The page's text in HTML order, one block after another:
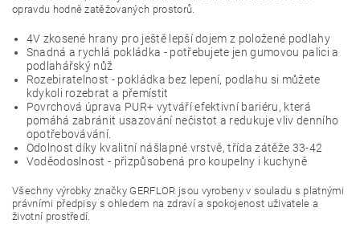
opravdu hodně zatěžovaných prostorů.
4V zkosené hrany pro ještě lepší dojem z položené podlahy
Snadná a rychlá pokládka - potřebujete jen gumovou palici a
podlahářský nůž
Rozebiratelnost - pokládka bez lepení, podlahu si můžete
kdykoli rozebrat a přemístit
Povrchová úprava PUR+ vytváří efektivní bariéru, která
pomáhá zabránit usazování nečistot a redukuje vliv denního
opotřebovávání.
Odolnost díky kvalitní nášlapné vrstvě, třída zátěže 33-42
Voděodoslnost - přizpůsobená pro koupelny i kuchyně
Všechny výrobky značky GERFLOR jsou vyrobeny v souladu s platnými
právními předpisy s ohledem na zdraví a spokojenost uživatele a
životní prostředí.